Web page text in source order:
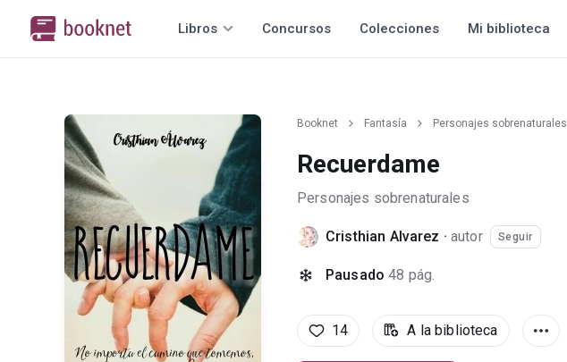
Libros Concursos Colecciones Mi biblioteca
Booknet Fantasía Personajes sobrenaturales
Recuerdame
Personajes sobrenaturales
Cristhian Alvarez ·autor Seguir
Pausado 48 pág.
14 A la biblioteca